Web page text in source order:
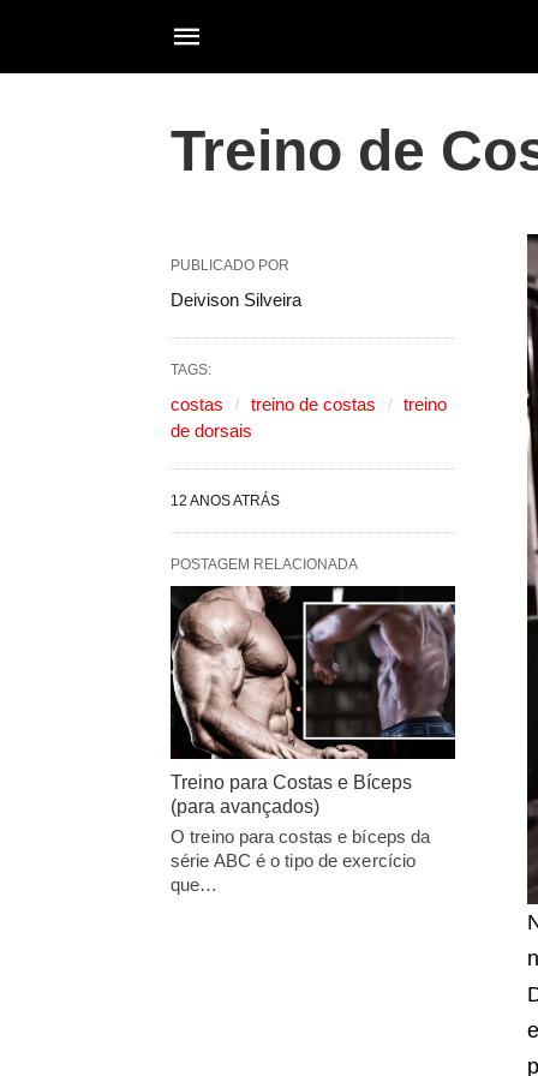
Treino de
PUBLICADO POR
Deivison Silveira
TAGS:
costas treino de costas
treino
de dorsais
12 ANOS ATRÁS
POSTAGEM RELACIONADA
Treino para Costas e Bíceps
(para avançados)
O treino para costas e bíceps da
série ABC é o tipo de exercício
que…